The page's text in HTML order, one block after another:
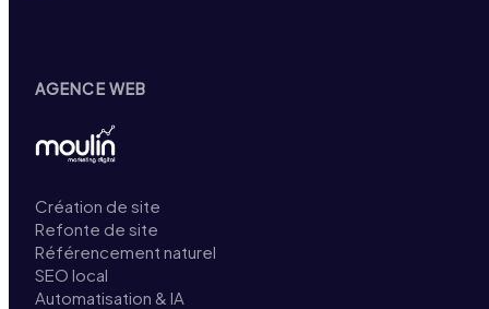
AGENCE WEB
Création de site
Refonte de site
Référencement naturel
SEO local
Automatisation & IA